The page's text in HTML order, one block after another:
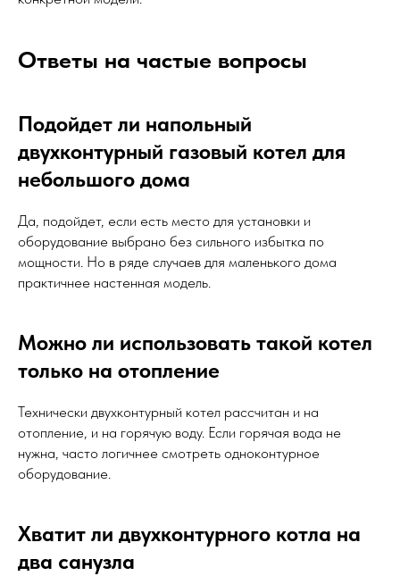
Ответы на частые вопросы
Подойдет ли напольный
двухконтурный газовый котел для
небольшого дома
Да, подойдет, если есть место для установки и
оборудование выбрано без сильного избытка по
мощности. Но в ряде случаев для маленького дома
практичнее настенная модель.
Можно ли использовать такой котел
только на отопление
Технически двухконтурный котел рассчитан и на
отопление, и на горячую воду. Если горячая вода не
нужна, часто логичнее смотреть одноконтурное
оборудование.
Хватит ли двухконтурного котла на
два санузла